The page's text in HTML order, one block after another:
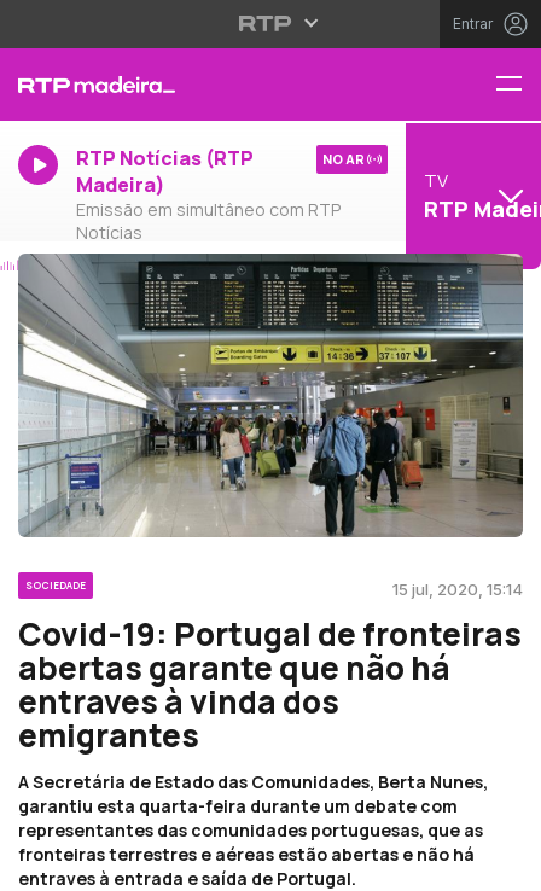
Entrar
RTP Notícias (RTP
Madeira)
Emissão em simultâneo com RTP
Notícias
NO AR
TV
RTP
SOCIEDADE 15 jul, 2020, 15:14
Covid-19: Portugal de fronteiras
abertas garante que não há
entraves à vinda dos
emigrantes
A Secretária de Estado das Comunidades, Berta Nunes,
garantiu esta quarta-feira durante um debate com
representantes das comunidades portuguesas, que as
fronteiras terrestres e aéreas estão abertas e não há
entraves à entrada e saída de Portugal.